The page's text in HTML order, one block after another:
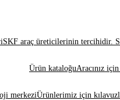
SKF araç üreticilerinin tercihidir.
Ürün kataloğuAracınız
merkeziÜrünlerimiz için